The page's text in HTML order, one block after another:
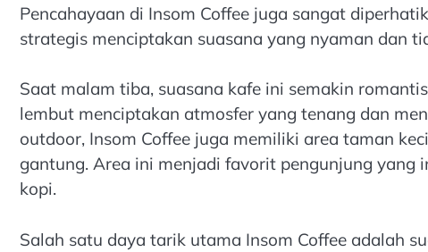
Pencahayaan di Insom Coffee juga sangat
strategis menciptakan suasana yang nyaman dan
Saat malam tiba, suasana kafe ini semakin
lembut menciptakan atmosfer yang tenang dan
outdoor, Insom Coffee juga memiliki area taman
gantung. Area ini menjadi favorit pengunjung
kopi.
Salah satu daya tarik utama Insom Coffee adalah